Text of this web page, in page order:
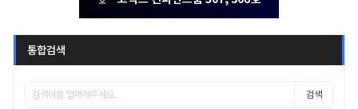
통합검색
검색